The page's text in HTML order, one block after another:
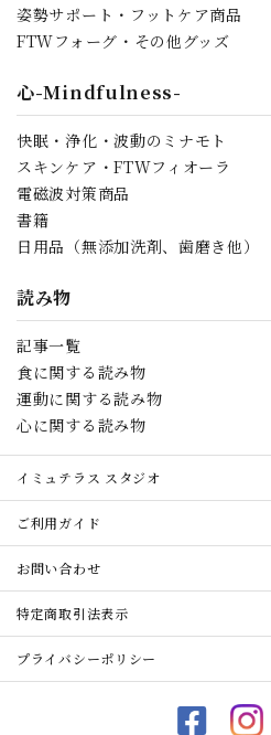
姿勢サポート・フットケア商品
FTWフォーグ・その他グッズ
心-Mindfulness-
快眠・浄化・波動のミナモト
スキンケア・FTWフィオーラ
電磁波対策商品
書籍
日用品（無添加洗剤、歯磨き他）
読み物
記事一覧
食に関する読み物
運動に関する読み物
心に関する読み物
イミュテラス スタジオ
ご利用ガイド
お問い合わせ
特定商取引法表示
プライバシーポリシー